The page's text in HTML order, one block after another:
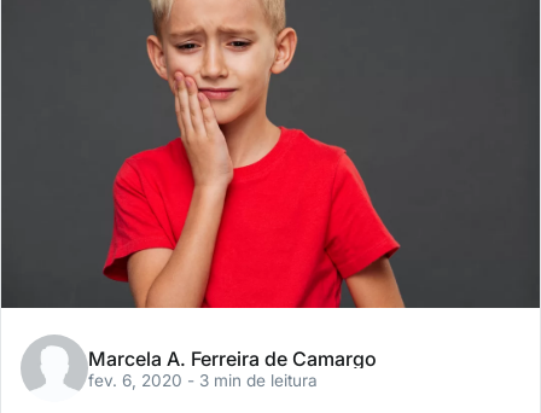
Marcela A. Ferreira de Camargo
fev. 6, 2020 - 3 min de leitura